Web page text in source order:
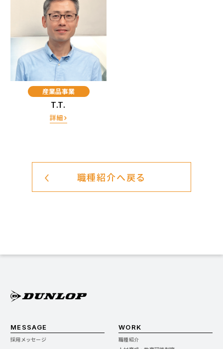
産業品事業
T.T.
詳細
職種紹介へ戻る
MESSAGE
採用メッセージ
WORK
職種紹介